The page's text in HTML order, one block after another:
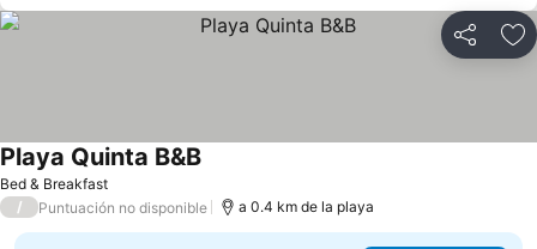
Compartir
Bed & Breakfast
Playa Quinta B&BVer precios
/ Puntuación no disponible a 0.4 km de la playa